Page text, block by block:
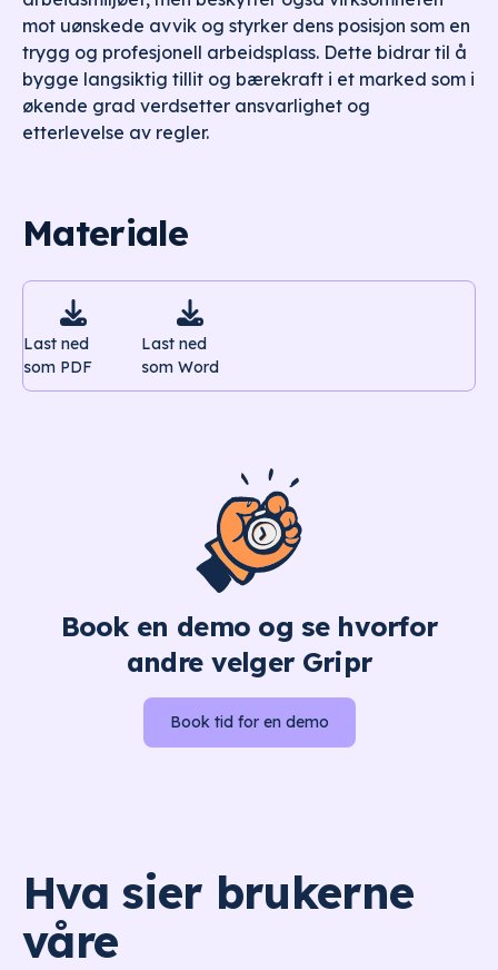
mot uønskede avvik og styrker dens posisjon som en
trygg og profesjonell arbeidsplass. Dette bidrar til å
bygge langsiktig tillit og bærekraft i et marked som i
økende grad verdsetter ansvarlighet og
etterlevelse av regler.
Materiale

Last ned
som PDF

Last ned
som Word
Book en demo og se hvorfor
andre velger Gripr
Book tid for en demo
Hva sier brukerne
våre